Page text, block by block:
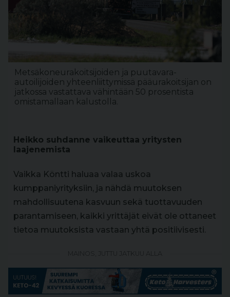
Metsäkoneurakoitsijoiden ja puutavara-
autoilijoiden yhteenliittymissä pääurakoitsijan on
jatkossa vastattava vähintään 50 prosentista
omistamallaan kalustolla.
Heikko suhdanne vaikeuttaa yritysten
laajenemista
Vaikka Köntti haluaa valaa uskoa
kumppaniyrityksiin, ja nähdä muutoksen
mahdollisuutena kasvuun sekä tuottavuuden
parantamiseen, kaikki yrittäjät eivät ole ottaneet
tietoa muutoksista vastaan yhtä positiivisesti.